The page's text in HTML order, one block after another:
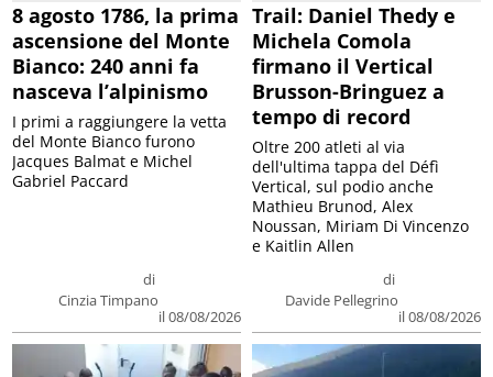
8 agosto 1786, la prima
ascensione del Monte
Bianco: 240 anni fa
nasceva l’alpinismo
di
Cinzia Timpano
il 08/08/2026
I primi a raggiungere la vetta
del Monte Bianco furono
Jacques Balmat e Michel
Gabriel Paccard
Trail: Daniel Thedy e
Michela Comola
firmano il Vertical
Brusson-Bringuez a
tempo di record
di
Davide Pellegrino
il 08/08/2026
Oltre 200 atleti al via
dell'ultima tappa del Défì
Vertical, sul podio anche
Mathieu Brunod, Alex
Noussan, Miriam Di Vincenzo
e Kaitlin Allen